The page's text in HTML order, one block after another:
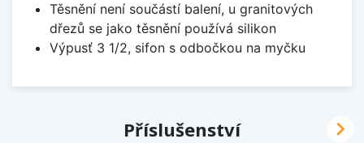
Těsnění není součástí balení, u granitových
dřezů se jako těsnění používá silikon
Výpusť 3 1/2, sifon s odbočkou na myčku
Příslušenství 